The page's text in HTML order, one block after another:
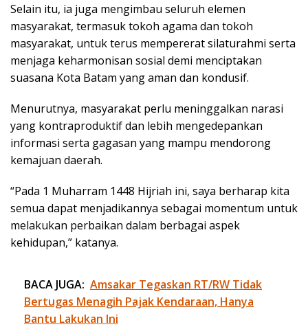
Selain itu, ia juga mengimbau seluruh elemen
masyarakat, termasuk tokoh agama dan tokoh
masyarakat, untuk terus mempererat silaturahmi serta
menjaga keharmonisan sosial demi menciptakan
suasana Kota Batam yang aman dan kondusif.
Menurutnya, masyarakat perlu meninggalkan narasi
yang kontraproduktif dan lebih mengedepankan
informasi serta gagasan yang mampu mendorong
kemajuan daerah.
“Pada 1 Muharram 1448 Hijriah ini, saya berharap kita
semua dapat menjadikannya sebagai momentum untuk
melakukan perbaikan dalam berbagai aspek
kehidupan,” katanya.
BACA JUGA: Amsakar Tegaskan RT/RW Tidak
Bertugas Menagih Pajak Kendaraan, Hanya
Bantu Lakukan Ini